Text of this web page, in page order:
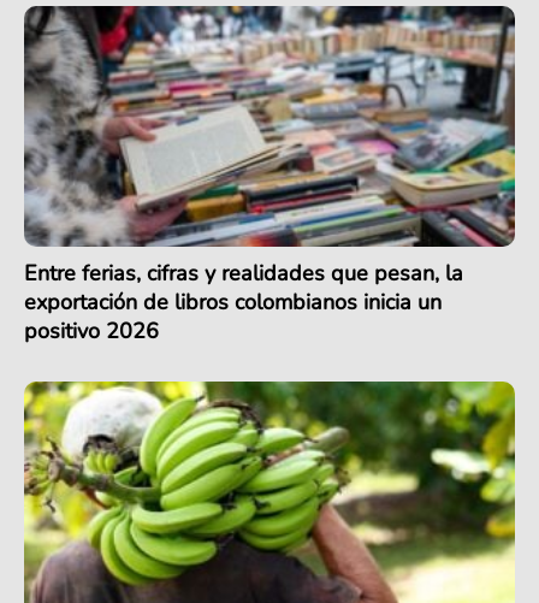
Entre ferias, cifras y realidades que pesan, la
exportación de libros colombianos inicia un
positivo 2026